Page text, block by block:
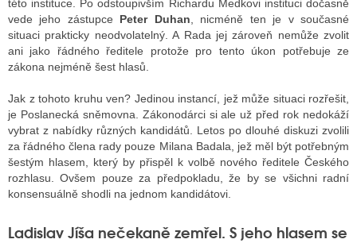
TISK
STÁT BLOGEREM
BLOGERA
této instituce. Po odstoupivším Richardu Medkovi instituci dočasně
vede jeho zástupce Peter Duhan , nicméně ten je v současné
situaci prakticky neodvolatelný. A Rada jej zároveň nemůže zvolit
ani jako řádného ředitele protože pro tento úkon potřebuje ze
zákona nejméně šest hlasů.
Jak z tohoto kruhu ven? Jedinou instancí, jež může situaci rozřešit,
je Poslanecká sněmovna. Zákonodárci si ale už před rok nedokáží
vybrat z nabídky různých kandidátů. Letos po dlouhé diskuzi zvolili
za řádného člena rady pouze Milana Badala, jež měl být potřebným
šestým hlasem, který by přispěl k volbě nového ředitele Českého
rozhlasu. Ovšem pouze za předpokladu, že by se všichni radní
konsensuálně shodli na jednom kandidátovi.
Ladislav Jíša nečekaně zemřel. S jeho hlasem se